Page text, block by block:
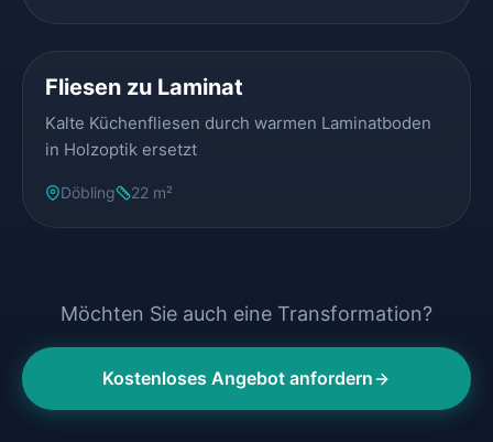
Fliesen zu Laminat
Kalte Küchenfliesen durch warmen Laminatboden
in Holzoptik ersetzt
Döbling 22 m²
Möchten Sie auch eine Transformation?
Kostenloses Angebot anfordern